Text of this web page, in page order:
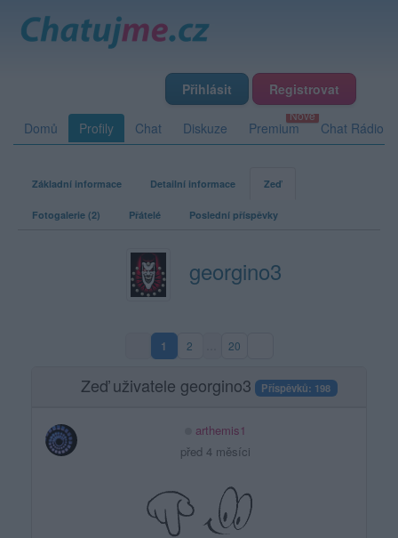
Přihlásit Registrovat
Domů Profily Chat Diskuze Premium Chat Rádio
Základní informace Detailní informace Zeď
Fotogalerie (2) Přátelé Poslední příspěvky
georgino3
1(aktuální strana)
2 20
Zeď uživatele georgino3 Příspěvků: 198
arthemis1
před 4 měsíci